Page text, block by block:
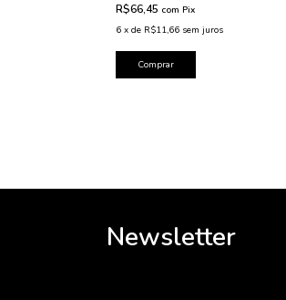
R$66,45 com Pix
6 x de R$11,66 sem juros
Comprar
Newsletter